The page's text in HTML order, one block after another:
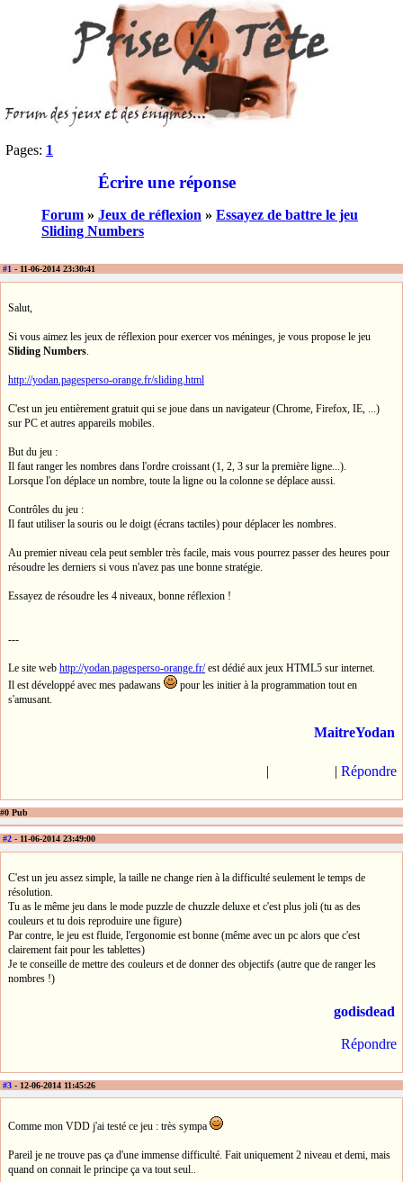
Pages: 1
Écrire une réponse
Forum » Jeux de réflexion » Essayez de battre le jeu
Sliding Numbers
#1 - 11-06-2014 23:30:41
Salut,
Si vous aimez les jeux de réflexion pour exercer vos méninges, je vous propose le jeu
Sliding Numbers
http://yodan.pagesperso-orange.fr/sliding.html
C'est un jeu entièrement gratuit qui se joue dans un navigateur (Chrome, Firefox, IE, ...)
sur PC et autres appareils mobiles.
But du jeu :
Il faut ranger les nombres dans l'ordre croissant (1, 2, 3 sur la première ligne...).
Lorsque l'on déplace un nombre, toute la ligne ou la colonne se déplace aussi.
Contrôles du jeu :
Il faut utiliser la souris ou le doigt (écrans tactiles) pour déplacer les nombres.
Au premier niveau cela peut sembler très facile, mais vous pourrez passer des heures pour
résoudre les derniers si vous n'avez pas une bonne stratégie.
Essayez de résoudre les 4 niveaux, bonne réflexion !
---
Le site web http://yodan.pagesperso-orange.fr/est dédié aux jeux HTML5 sur internet.
Il est développé avec mes padawans
pour les initier à la programmation tout en
s'amusant.
MaitreYodan
| | Répondre
#0 Pub
#2 - 11-06-2014 23:49:00
C'est un jeu assez simple, la taille ne change rien à la difficulté seulement le temps de
résolution.
Tu as le même jeu dans le mode puzzle de chuzzle deluxe et c'est plus joli (tu as des
couleurs et tu dois reproduire une figure)
Par contre, le jeu est fluide, l'ergonomie est bonne (même avec un pc alors que c'est
clairement fait pour les tablettes)
Je te conseille de mettre des couleurs et de donner des objectifs (autre que de ranger les
nombres !)
godisdead
Répondre
#3 - 12-06-2014 11:45:26
Comme mon VDD j'ai testé ce jeu : très sympa
Pareil je ne trouve pas ça d'une immense difficulté. Fait uniquement 2 niveau et demi, mais
quand on connait le principe ça va tout seul..